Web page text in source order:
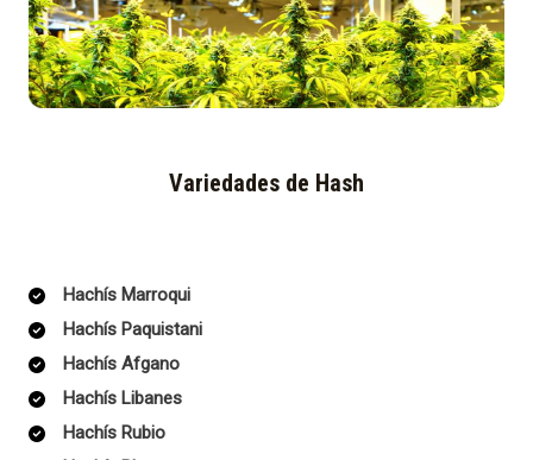
Variedades de Hash
Hachís Marroqui
Hachís Paquistani
Hachís Afgano
Hachís Libanes
Hachís Rubio